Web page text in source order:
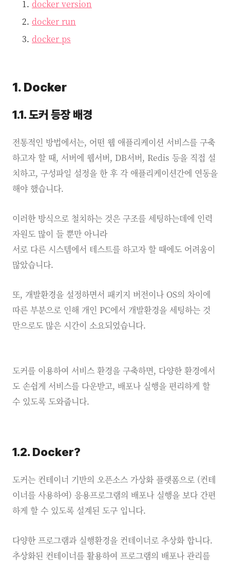
docker version
docker run
docker ps
1. Docker
1.1. 도커 등장 배경
전통적인 방법에서는, 어떤 웹 애플리케이션 서비스를 구축
하고자 할 때, 서버에 웹서버, DB서버, Redis 등을 직접 설
치하고, 구성파일 설정을 한 후 각 애플리케이션간에 연동을
해야 했습니다.
이러한 방식으로 철치하는 것은 구조를 세팅하는데에 인력
자원도 많이 들 뿐만 아니라
서로 다른 시스템에서 테스트를 하고자 할 때에도 어려움이
많았습니다.
또, 개발환경을 설정하면서 패키지 버전이나 OS의 차이에
따른 부분으로 인해 개인 PC에서 개발환경을 세팅하는 것
만으로도 많은 시간이 소요되었습니다.
도커를 이용하여 서비스 환경을 구축하면, 다양한 환경에서
도 손쉽게 서비스를 다운받고, 배포나 실행을 편리하게 할
수 있도록 도와줍니다.
1.2. Docker?
도커는 컨테이너 기반의 오픈소스 가상화 플랫폼으로 (컨테
이너를 사용하여) 응용프로그램의 배포나 실행을 보다 간편
하게 할 수 있도록 설계된 도구 입니다.
다양한 프로그램과 실행환경을 컨테이너로 추상화 합니다.
추상화된 컨테이너를 활용하여 프로그램의 배포나 관리를